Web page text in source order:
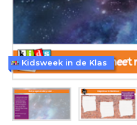
Kidsweek in de Klas